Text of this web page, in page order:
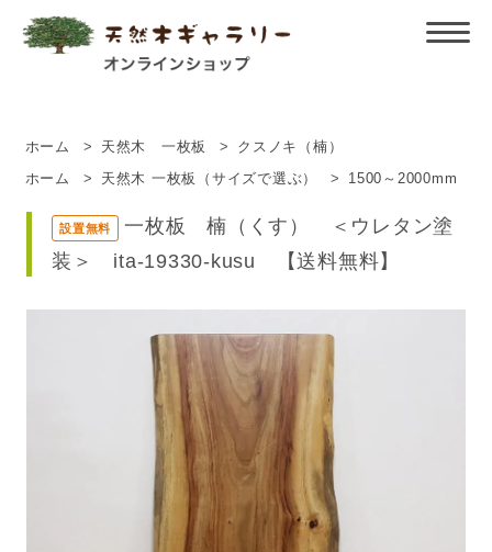
ホーム > 天然木 一枚板 > クスノキ（楠）
ホーム > 天然木 一枚板（サイズで選ぶ） > 1500～2000mm
設置無料
一枚板 楠（くす） ＜ウレタン塗
装＞ ita-19330-kusu 【送料無料】